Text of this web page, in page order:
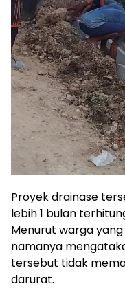
Proyek drainase
lebih 1 bulan
Menurut warga
namanya
tersebut tidak
darurat.